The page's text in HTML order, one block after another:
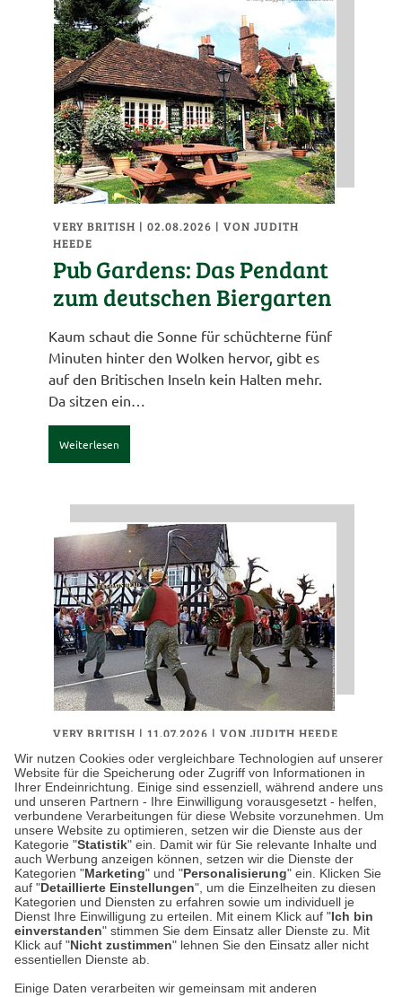
Wir nutzen Cookies oder vergleichbare Technologien auf unserer
Website für die Speicherung oder Zugriff von Informationen in
Ihrer Endeinrichtung. Einige sind essenziell, während andere uns
und unseren Partnern - Ihre Einwilligung vorausgesetzt - helfen,
verbundene Verarbeitungen für diese Website vorzunehmen. Um
unsere Website zu optimieren, setzen wir die Dienste aus der
Kategorie "Statistik" ein. Damit wir für Sie relevante Inhalte und
auch Werbung anzeigen können, setzen wir die Dienste der
Kategorien "Marketing" und "Personalisierung" ein. Klicken Sie
auf "Detaillierte Einstellungen", um die Einzelheiten zu diesen
Kategorien und Diensten zu erfahren sowie um individuell je
Dienst Ihre Einwilligung zu erteilen. Mit einem Klick auf "Ich bin
einverstanden" stimmen Sie dem Einsatz aller Dienste zu. Mit
Klick auf "Nicht zustimmen" lehnen Sie den Einsatz aller nicht
essentiellen Dienste ab.
Einige Daten verarbeiten wir gemeinsam mit anderen
VERY BRITISH | 02.08.2026 |VON JUDITH
HEEDE
Pub Gardens: Das Pendant
zum deutschen Biergarten
Kaum schaut die Sonne für schüchterne fünf
Minuten hinter den Wolken hervor, gibt es
auf den Britischen Inseln kein Halten mehr.
Da sitzen ein…
Weiterlesen
VERY BRITISH | 11.07.2026 |VON JUDITH HEEDE
Die skurrilsten
Sommertraditionen auf
den Britischen Inseln
Die Britischen Inseln haben Burgen,
Herrenhäuser, spektakuläre Küsten und
vermutlich mehr Rosengärten, als ein
Mensch in seinem Leben besichtigen…
Weiterlesen